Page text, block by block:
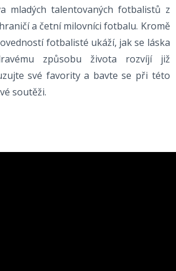
mladých talentovaných fotbalistů z
a četní milovníci fotbalu. Kromě
fotbalisté ukáží, jak se láska
způsobu života rozvíjí již
své favority a bavte se při této
soutěži.